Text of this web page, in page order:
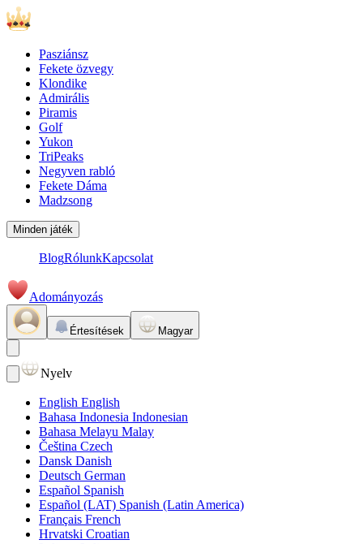
Pasziánsz
Fekete özvegy
Klondike
Admirális
Piramis
Golf
Yukon
TriPeaks
Negyven rabló
Fekete Dáma
Madzsong
Minden játék
BlogRólunkKapcsolat
Adományozás
Értesítések Magyar
Nyelv
English English
Bahasa Indonesia Indonesian
Bahasa Melayu Malay
Čeština Czech
Dansk Danish
Deutsch German
Español Spanish
Español (LAT) Spanish (Latin America)
Français French
Hrvatski Croatian